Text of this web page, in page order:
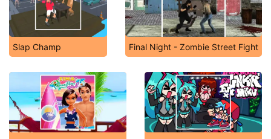
Slap Champ Final Night - Zombie Street Fight